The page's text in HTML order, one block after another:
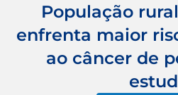
População
enfrenta maior
ao câncer de